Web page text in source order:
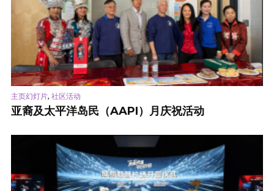
主页幻灯片, 社区活动
亚裔及太平洋岛民（AAPI）月庆祝活动